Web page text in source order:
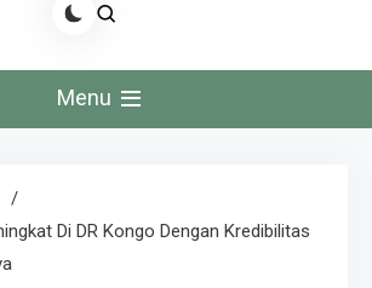
Menu
Di DR Kongo Dengan Kredibilitas